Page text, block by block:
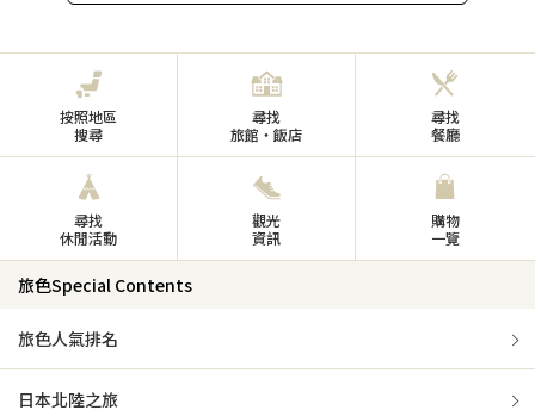
按照地區
搜尋
尋找
旅館・飯店
尋找
餐廳
尋找
休閒活動
觀光
資訊
購物
一覽
旅色Special Contents
旅色人氣排名
日本北陸之旅